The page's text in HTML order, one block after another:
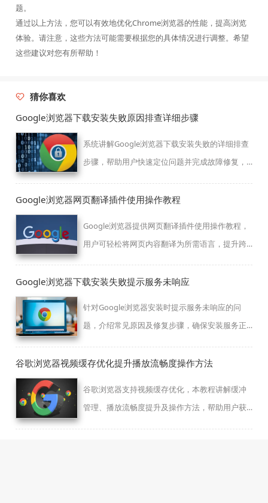
题。
通过以上方法，您可以有效地优化Chrome浏览器的性能，提高浏览
体验。请注意，这些方法可能需要根据您的具体情况进行调整。希望
这些建议对您有所帮助！
猜你喜欢
Google浏览器下载安装失败原因排查详细步骤
系统讲解Google浏览器下载安装失败的详细排查
步骤，帮助用户快速定位问题并完成故障修复，
Google浏览器网页翻译插件使用操作教程
Google浏览器提供网页翻译插件使用操作教程，
用户可轻松将网页内容翻译为所需语言，提升跨
Google浏览器下载安装失败提示服务未响应
针对Google浏览器安装时提示服务未响应的问
题，介绍常见原因及修复步骤，确保安装服务正
谷歌浏览器视频缓存优化提升播放流畅度操作方法
谷歌浏览器支持视频缓存优化，本教程讲解缓冲
管理、播放流畅度提升及操作方法，帮助用户获